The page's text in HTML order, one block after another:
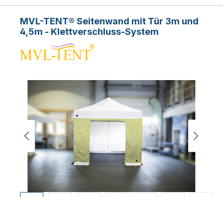
MVL-TENT® Seitenwand mit Tür 3m und
4,5m - Klettverschluss-System